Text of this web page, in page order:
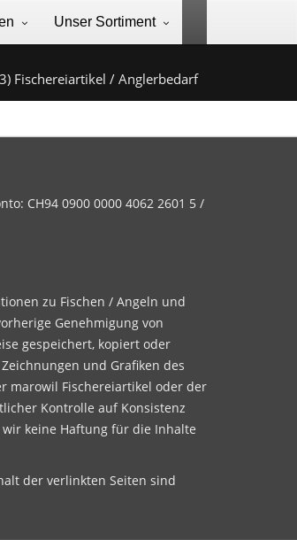
Unser Sortiment
Fischereiartikel / Anglerbedarf
CH94 0900 0000 4062 2601 5 /
zu Fischen / Angeln und
Genehmigung von
gespeichert, kopiert oder
und Grafiken des
marowil Fischereiartikel oder der
Kontrolle auf Konsistenz
keine Haftung für die Inhalte
der verlinkten Seiten sind